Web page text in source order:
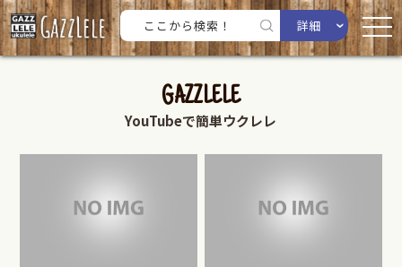
詳細
GAZZLELE
YouTubeで簡単ウクレレ